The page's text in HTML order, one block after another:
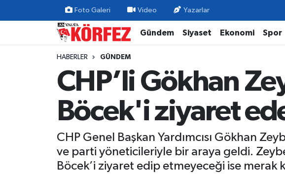
Foto Galeri Video Yazarlar
Gündem Siyaset Ekonomi Spor
HABERLER GÜNDEM
CHP’li Gökhan
Böcek'i ziyaret
CHP Genel Başkan Yardımcısı Gökhan
ve parti yöneticileriyle bir araya geldi.
Böcek’i ziyaret edip etmeyeceği ise merak
Gündem
Yerel Yönetim
Nöbetçi Eczaneler
Trafik Durumu
Süper Lig Puan Durumu ve Fikstür
Tüm Manşetler
Son Dakika Haberleri